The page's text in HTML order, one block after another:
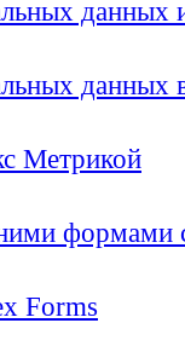
Метрикой
формами
Forms